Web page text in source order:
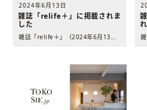
2024年6月13日
雑誌「relife＋」に掲載されま
した